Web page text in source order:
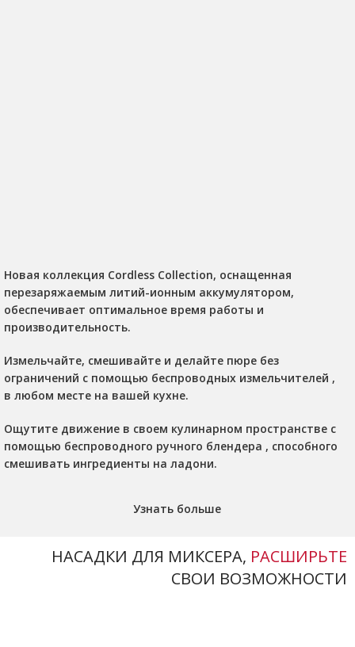
Новая коллекция Cordless Collection, оснащенная
перезаряжаемым литий-ионным аккумулятором,
обеспечивает оптимальное время работы и
производительность.
Измельчайте, смешивайте и делайте пюре без
ограничений с помощью беспроводных измельчителей ,
в любом месте на вашей кухне.
Ощутите движение в своем кулинарном пространстве с
помощью беспроводного ручного блендера , способного
смешивать ингредиенты на ладони.
Узнать больше
НАСАДКИ ДЛЯ МИКСЕРА, РАСШИРЬТЕ
СВОИ ВОЗМОЖНОСТИ